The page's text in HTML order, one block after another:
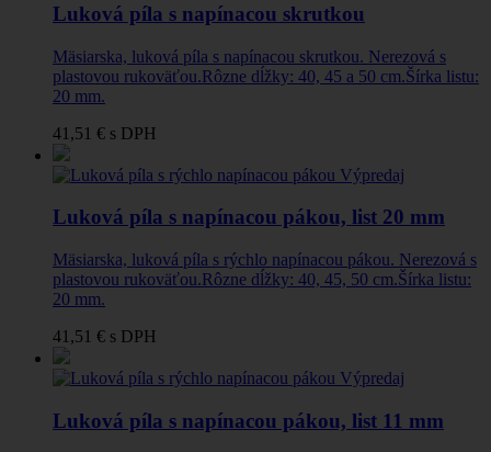
Luková píla s napínacou skrutkou
Mäsiarska, luková píla s napínacou skrutkou. Nerezová s
plastovou rukoväťou.Rôzne dĺžky: 40, 45 a 50 cm.Šírka listu:
20 mm.
41,51 € s DPH
Výpredaj
Luková píla s napínacou pákou, list 20 mm
Mäsiarska, luková píla s rýchlo napínacou pákou. Nerezová s
plastovou rukoväťou.Rôzne dĺžky: 40, 45, 50 cm.Šírka listu:
20 mm.
41,51 € s DPH
Výpredaj
Luková píla s napínacou pákou, list 11 mm